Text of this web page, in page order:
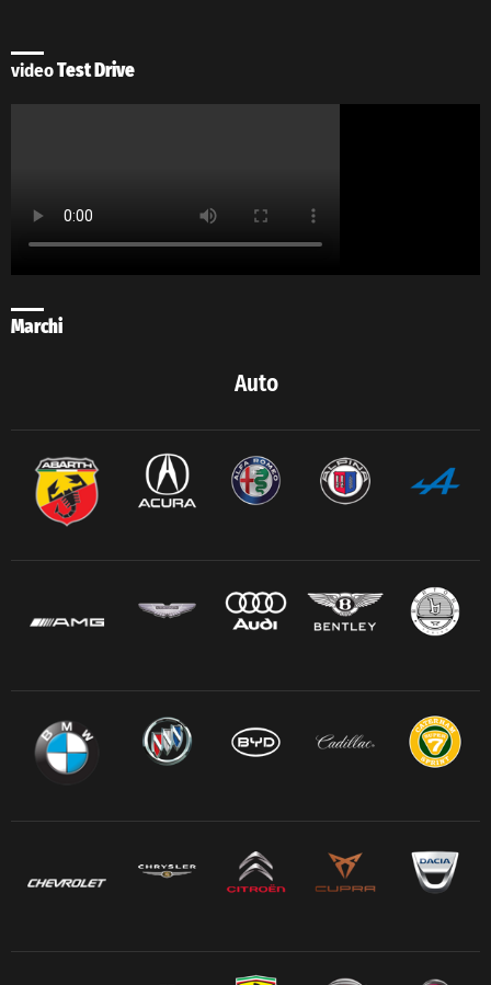
videoTest Drive
Marchi
Auto